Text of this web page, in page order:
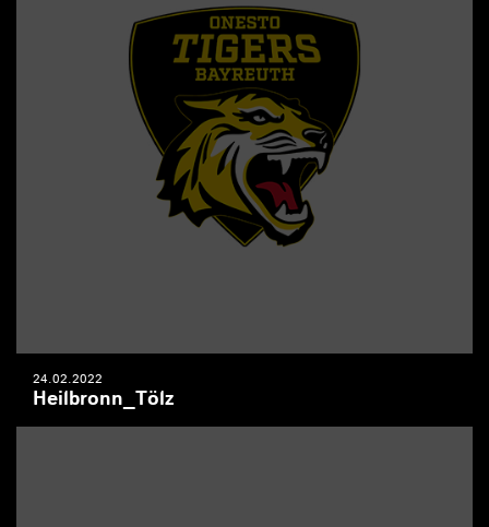
24.02.2022
Heilbronn_Tölz